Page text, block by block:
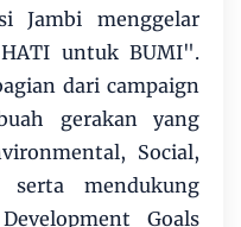
Jambi menggelar
untuk BUMI".
dari campaign
gerakan yang
Social,
serta mendukung
Goals